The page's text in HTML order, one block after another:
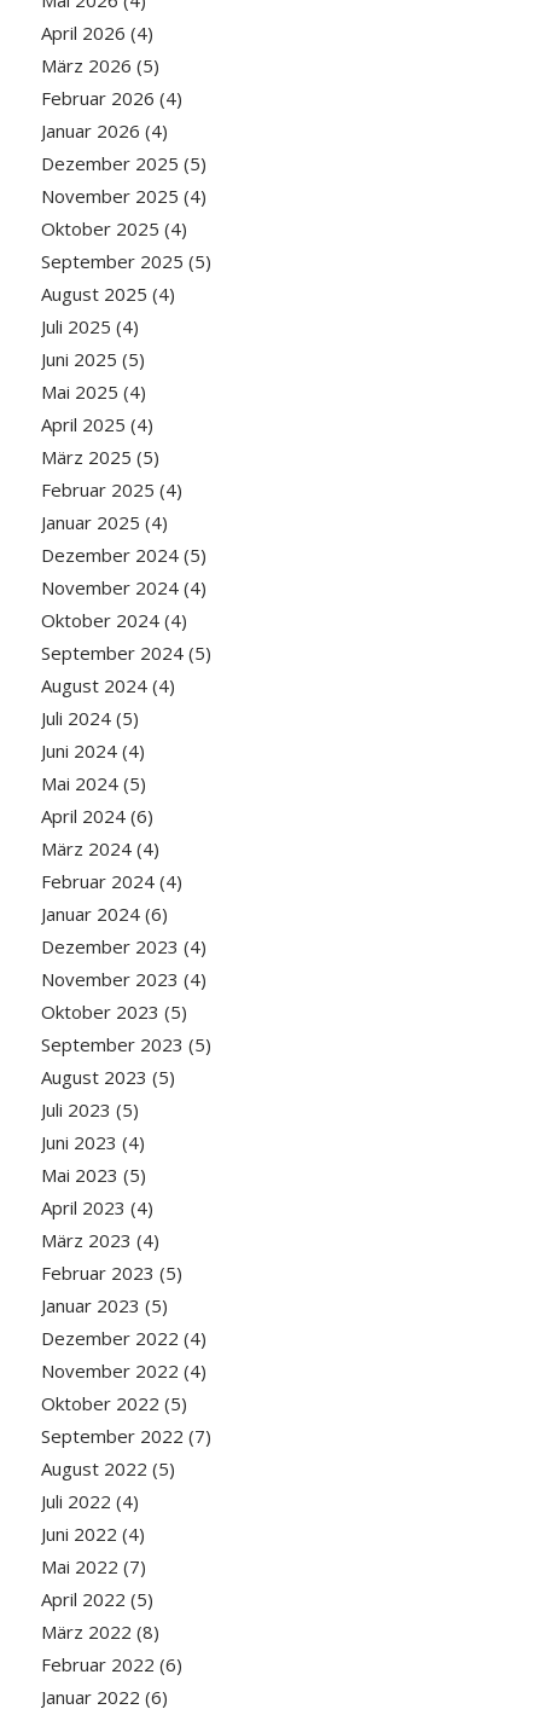
April 2026 (4)
März 2026 (5)
Februar 2026 (4)
Januar 2026 (4)
Dezember 2025 (5)
November 2025 (4)
Oktober 2025 (4)
September 2025 (5)
August 2025 (4)
Juli 2025 (4)
Juni 2025 (5)
Mai 2025 (4)
April 2025 (4)
März 2025 (5)
Februar 2025 (4)
Januar 2025 (4)
Dezember 2024(5)
November 2024(4)
Oktober 2024(4)
September 2024(5)
August 2024(4)
Juli 2024(5)
Juni 2024(4)
Mai 2024(5)
April 2024(6)
März 2024(4)
Februar 2024(4)
Januar 2024(6)
Dezember 2023 (4)
November 2023 (4)
Oktober 2023 (5)
September 2023 (5)
August 2023 (5)
Juli 2023 (5)
Juni 2023 (4)
Mai 2023 (5)
April 2023 (4)
März 2023 (4)
Februar 2023 (5)
Januar 2023 (5)
Dezember 2022 (4)
November 2022 (4)
Oktober 2022 (5)
September 2022 (7)
August 2022 (5)
Juli 2022 (4)
Juni 2022 (4)
Mai 2022 (7)
April 2022 (5)
März 2022 (8)
Februar 2022 (6)
Januar 2022 (6)